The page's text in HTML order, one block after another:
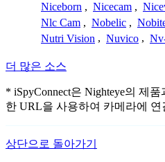
Niceborn , Nicecam ,
Nlc Cam , Nobelic ,
Nutri Vision , Nuvico ,
더 많은 소스
* iSpyConnect은 Nighteye의 제
한 URL을 사용하여 카메라에
상단으로 돌아가기